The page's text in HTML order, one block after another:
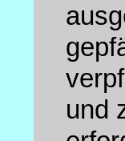
und